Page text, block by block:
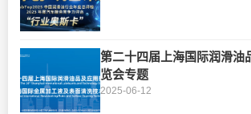
第二十四届上海国际润滑油
览会专题
2025-06-12